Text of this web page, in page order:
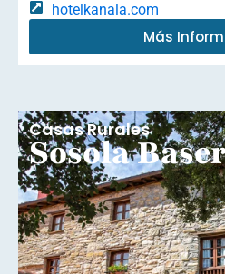
hotelkanala.com
Más
Casas Rurales
Sosola